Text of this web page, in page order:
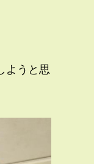
ようと思